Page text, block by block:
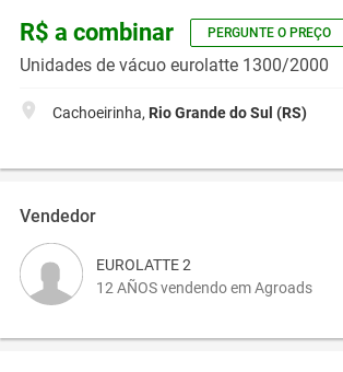
R$ a combinar PERGUNTE O PREÇO
Unidades de vácuo eurolatte 1300/2000
Cachoeirinha, Rio Grande do Sul (RS)
Vendedor
EUROLATTE 2
12 AÑOS vendendo em Agroads